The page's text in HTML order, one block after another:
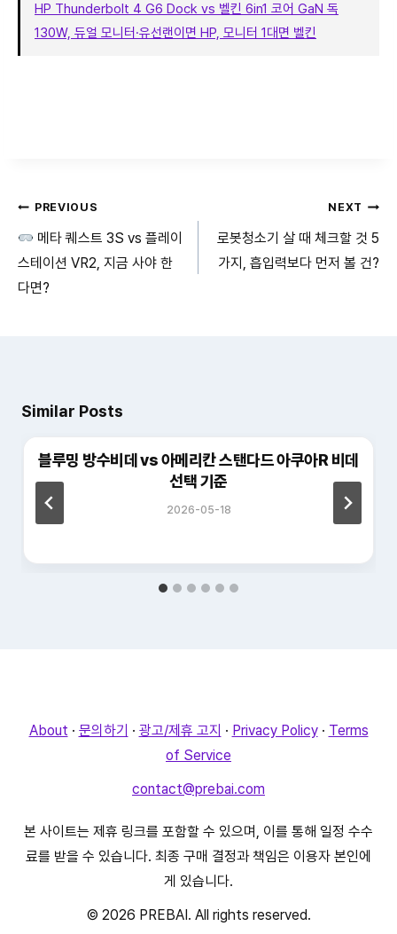
HP Thunderbolt 4 G6 Dock vs 벨킨 6in1 코어 GaN 독
130W, 듀얼 모니터·유선랜이면 HP, 모니터 1대면 벨킨
글
탐
색
PREVIOUS
메타 퀘스트 3S vs 플레이
스테이션 VR2, 지금 사야 한
다면?
NEXT
로봇청소기 살 때 체크할 것 5
가지, 흡입력보다 먼저 볼 건?
Similar Posts
블루밍 방수비데 vs 아메리칸 스탠다드 아쿠아R 비데
선택 기준
2026-05-18
About · 문의하기 · 광고/제휴 고지 · Privacy Policy· Terms
of Service
contact@prebai.com
본 사이트는 제휴 링크를 포함할 수 있으며, 이를 통해 일정 수수
료를 받을 수 있습니다. 최종 구매 결정과 책임은 이용자 본인에
게 있습니다.
© 2026 PREBAI. All rights reserved.